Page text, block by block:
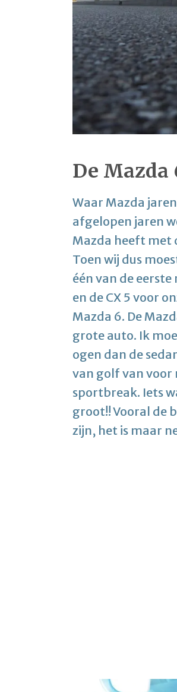
De Mazda
Waar Mazda
afgelopen jaren
Mazda heeft met
Toen wij dus
één van de
en de CX 5 voor
Mazda 6. De
grote auto. Ik
ogen dan de
van golf van voor
sportbreak. Iets
groot!! Vooral de
zijn, het is maar